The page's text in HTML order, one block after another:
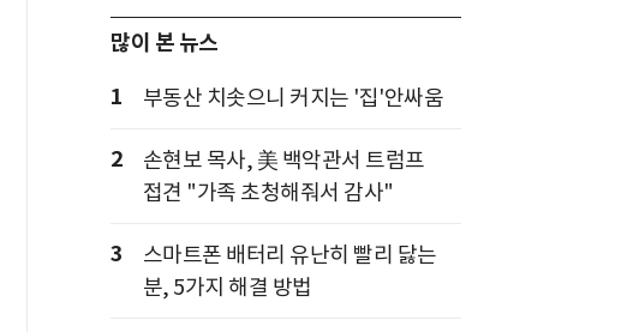
많이 본 뉴스
1
부동산 치솟으니 커지는 '집'안싸움
2
손현보 목사, 美 백악관서 트럼프
접견 "가족 초청해줘서 감사"
3
스마트폰 배터리 유난히 빨리 닳는
분, 5가지 해결 방법